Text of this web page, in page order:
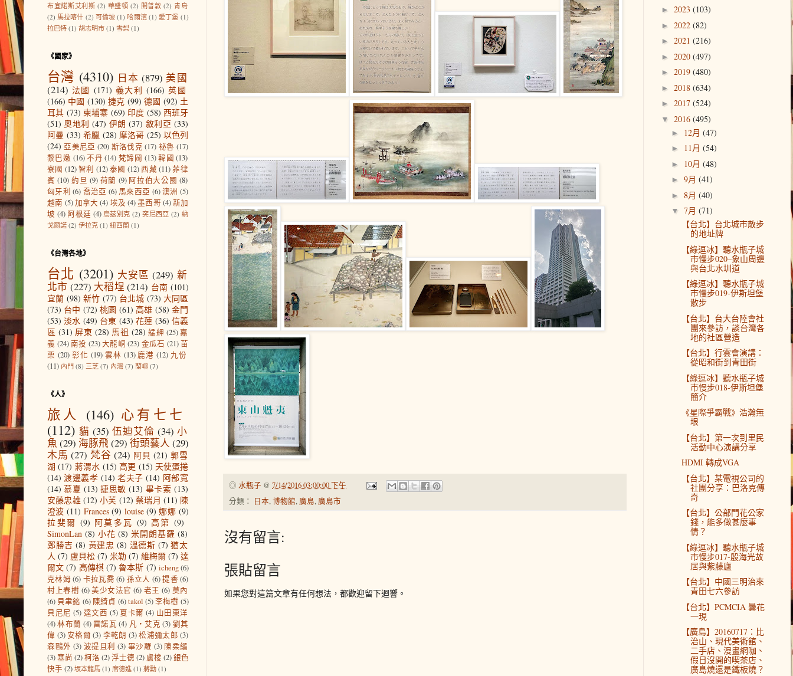
◎ 水瓶子 @ 7/14/2016 03:00:00 下午
分類：
日本,博物館, 廣島, 廣島市
沒有留言:
張貼留言
如果您對這篇文章有任何想法，都歡迎留下迴響。
布宜諾斯艾利斯 (2) 華盛頓 (2) 開普敦 (2) 青島
(2) 馬拉喀什 (2) 可倫坡 (1) 哈爾濱 (1) 愛丁堡 (1)
拉巴特 (1) 胡志明市 (1) 雪梨 (1)
《國家》
台灣 (4310) 日本 (879) 美國
(214) 法國 (171) 義大利 (166) 英國
(166) 中國 (130) 捷克 (99) 德國 (92) 土
耳其 (73) 柬埔寨 (69) 印度 (58) 西班牙
(51) 奧地利 (47) 伊朗 (37) 敘利亞 (33)
阿曼 (33) 希臘 (28) 摩洛哥 (25) 以色列
(24) 亞美尼亞 (20) 斯洛伐克 (17) 祕魯 (17)
黎巴嫩 (16) 不丹 (14) 梵諦岡 (13) 韓國 (13)
寮國 (12)智利 (12)泰國 (12)西藏 (11) 菲律
賓 (10) 約旦 (9) 荷蘭 (9) 阿拉伯大公國 (8)
匈牙利 (6) 喬治亞 (6) 馬來西亞 (6)澳洲 (5)
越南 (5) 加拿大 (4) 埃及 (4)墨西哥 (4)新加
坡 (4) 阿根廷 (4) 烏茲別克 (2) 突尼西亞 (2) 納
戈爾諾 (2) 伊拉克 (1) 紐西蘭 (1)
《台灣各地》
台北 (3201) 大安區 (249) 新
北市 (227) 大稻埕 (214) 台南 (101)
宜蘭 (98) 新竹 (77) 台北城 (73) 大同區
(73) 台中 (72) 桃園 (61) 高雄 (58) 金門
(53) 淡水 (49) 台東 (43) 花蓮 (36) 信義
區 (31) 屏東 (28) 馬祖 (28) 艋舺 (25) 嘉
義 (24) 南投 (23)大龍峒 (23) 金瓜石 (21)苗
栗 (20) 彰化 (19) 雲林 (13) 鹿港 (12) 九份
(11) 內門 (8) 三芝 (7) 內灣 (7) 蘭嶼 (7)
《人》
旅人 (146) 心有七七
(112) 貓 (35) 伍迪艾倫 (34) 小
魚 (29) 海豚飛(29) 街頭藝人 (29)
木馬 (27) 梵谷 (24) 阿貝 (21) 郭雪
湖 (17) 蔣渭水 (15) 高更 (15) 天使蛋捲
(14) 渡邊義孝 (14) 老夫子 (14) 阿部寬
(14) 慕夏 (13) 捷思敏 (13) 畢卡索 (13)
安藤忠雄 (12) 小芙 (12) 蔡瑞月 (11) 陳
澄波 (11) Frances (9) louise (9) 娜娜 (9)
拉斐爾 (9) 阿莫多瓦 (9) 高第 (9)
SimonLan (8) 小花 (8) 米開朗基羅 (8)
鄭勝吉 (8) 黃建忠 (8) 溫德斯 (7) 猶太
人 (7) 盧貝松 (7) 米勒 (7) 維梅爾 (7) 達
爾文 (7) 高傳棋 (7) 魯本斯 (7) icheng(6)
克林姆 (6) 卡拉瓦喬 (6) 孫立人 (6)提香 (6)
村上春樹 (6) 美少女法官 (6) 老王 (6) 莫內
(6) 貝聿銘 (6) 陳綺貞 (6) takol (5)李梅樹 (5)
貝尼尼 (5) 達文西 (5) 夏卡爾 (4) 山田東洋
(4)林布蘭 (4) 雷諾瓦 (4) 凡‧艾克 (3) 劉其
偉 (3)安格爾 (3) 李乾朗 (3)松浦彌太郎 (3)
森鷗外 (3) 波提且利 (3) 畢沙羅 (3) 陳柔縉
(3)塞尚 (2)柯洛 (2)浮士德 (2) 盧梭 (2)銀色
快手 (2) 坂本龍馬 (1) 席德進 (1) 蔣勳 (1)
► 2023 (103)
► 2022 (82)
► 2021 (216)
► 2020 (497)
► 2019 (480)
► 2018 (634)
► 2017 (524)
▼ 2016 (495)
► 12月 (47)
► 11月 (54)
► 10月 (48)
► 9月 (41)
► 8月 (40)
▼ 7月 (71)
【台北】台北城市散步
的地址牌
【綠逗冰】聽水瓶子城
市慢步020–象山周邊
與台北水圳道
【綠逗冰】聽水瓶子城
市慢步019-伊斯坦堡
散步
【台北】台大台陸會社
團來參訪，談台灣各
地的社區營造
【台北】行雲會演講：
從昭和街到青田街
【綠逗冰】聽水瓶子城
市慢步018-伊斯坦堡
簡介
《星際爭霸戰》浩瀚無
垠
【台北】第一次到里民
活動中心演講分享
HDMI 轉成VGA
【台北】某電視公司的
社團分享：巴洛克傳
奇
【台北】公部門花公家
錢，能多做甚麼事
情？
【綠逗冰】聽水瓶子城
市慢步017-殷海光故
居與紫藤廬
【台北】中國三明治來
青田七六參訪
【台北】PCMCIA 曇花
一現
【廣島】20160717：比
治山、現代美術館、
二手店、漫畫網咖、
假日沒開的喫茶店、
廣島燒還是鐵板燒？